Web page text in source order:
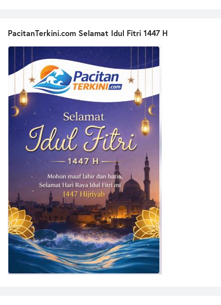
PacitanTerkini.com Selamat Idul Fitri 1447 H